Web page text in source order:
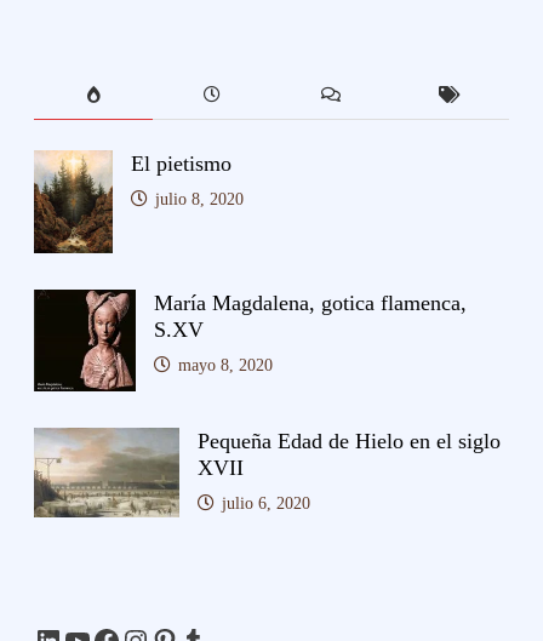
El pietismo
julio 8, 2020
María Magdalena, gotica flamenca,
S.XV
mayo 8, 2020
Pequeña Edad de Hielo en el siglo
XVII
julio 6, 2020